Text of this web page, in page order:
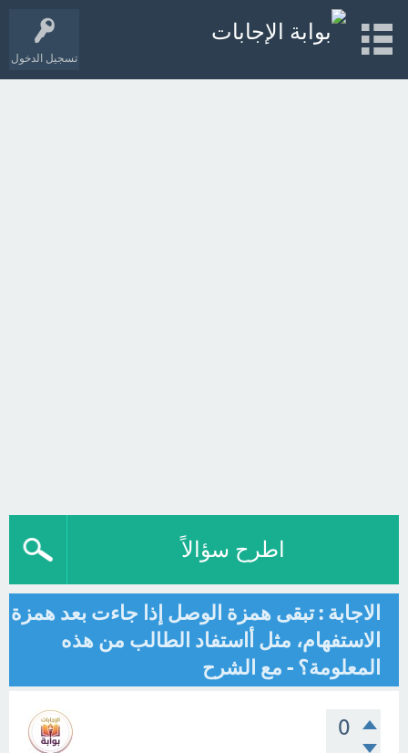
تسجيل الدخول
اطرح سؤالاً
الاجابة : تبقى همزة الوصل إذا جاءت بعد همزة
الاستفهام، مثل أاستفاد الطالب من هذه
المعلومة؟ - مع الشرح
0